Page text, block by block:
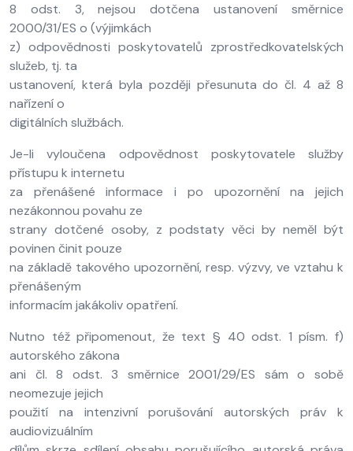
8 odst. 3, nejsou dotčena ustanovení směrnice
2000/31/ES o (výjimkách
z) odpovědnosti poskytovatelů zprostředkovatelských
služeb, tj. ta
ustanovení, která byla později přesunuta do čl. 4 až 8
nařízení o
digitálních službách.
Je-li vyloučena odpovědnost poskytovatele služby
přístupu k internetu
za přenášené informace i po upozornění na jejich
nezákonnou povahu ze
strany dotčené osoby, z podstaty věci by neměl být
povinen činit pouze
na základě takového upozornění, resp. výzvy, ve vztahu k
přenášeným
informacím jakákoliv opatření.
Nutno též připomenout, že text § 40 odst. 1 písm. f)
autorského zákona
ani čl. 8 odst. 3 směrnice 2001/29/ES sám o sobě
neomezuje jejich
použití na intenzivní porušování autorských práv k
audiovizuálním